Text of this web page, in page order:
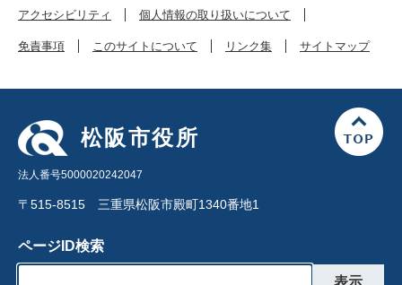
アクセシビリティ 個人情報の取り扱いについて
免責事項 このサイトについて リンク集 サイトマップ
松阪市役所
法人番号5000020242047
〒515-8515 三重県松阪市殿町1340番地1
ページID検索